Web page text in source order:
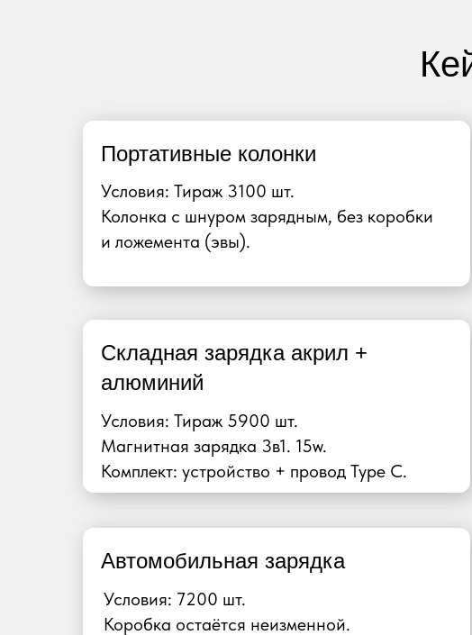
Портативные колонки
Условия: Тираж 3100 шт.
Колонка с шнуром зарядным, без коробки
и ложемента (эвы).
Складная зарядка акрил +
алюминий
Условия: Тираж 5900 шт.
Магнитная зарядка 3в1. 15w.
Комплект: устройство + провод Type C.
Автомобильная зарядка
Условия: 7200 шт.
Коробка остаётся неизменной.